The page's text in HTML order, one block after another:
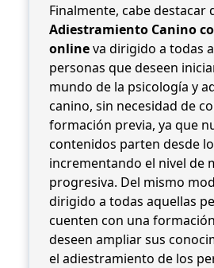
Finalmente, cabe destacar
Adiestramiento Canino
onlineva dirigido a todas
personas que deseen
mundo de la psicología y
canino, sin necesidad de
formación previa, ya que
contenidos parten desde
incrementando el nivel de
progresiva. Del mismo
dirigido a todas aquellas
cuenten con una
deseen ampliar sus
el adiestramiento de los